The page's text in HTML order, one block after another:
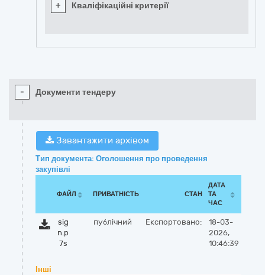
+ Кваліфікаційні критерії
- Документи тендеру
Завантажити архівом
Тип документа: Оголошення про проведення
закупівлі
ФАЙЛ ПРИВАТНІСТЬ СТАН
ДАТА
ТА
ЧАС
sig
n.p
7s
публічний Експортовано:
18-03-
2026,
10:46:39
Інші